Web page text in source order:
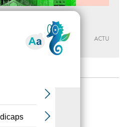
LA FERME DU BUISSON
ACTU